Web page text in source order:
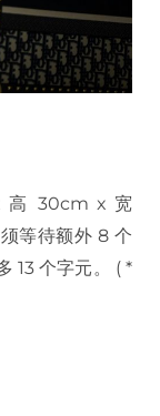
高 30cm x 宽
等待额外 8 个
13 个字元。 ( *